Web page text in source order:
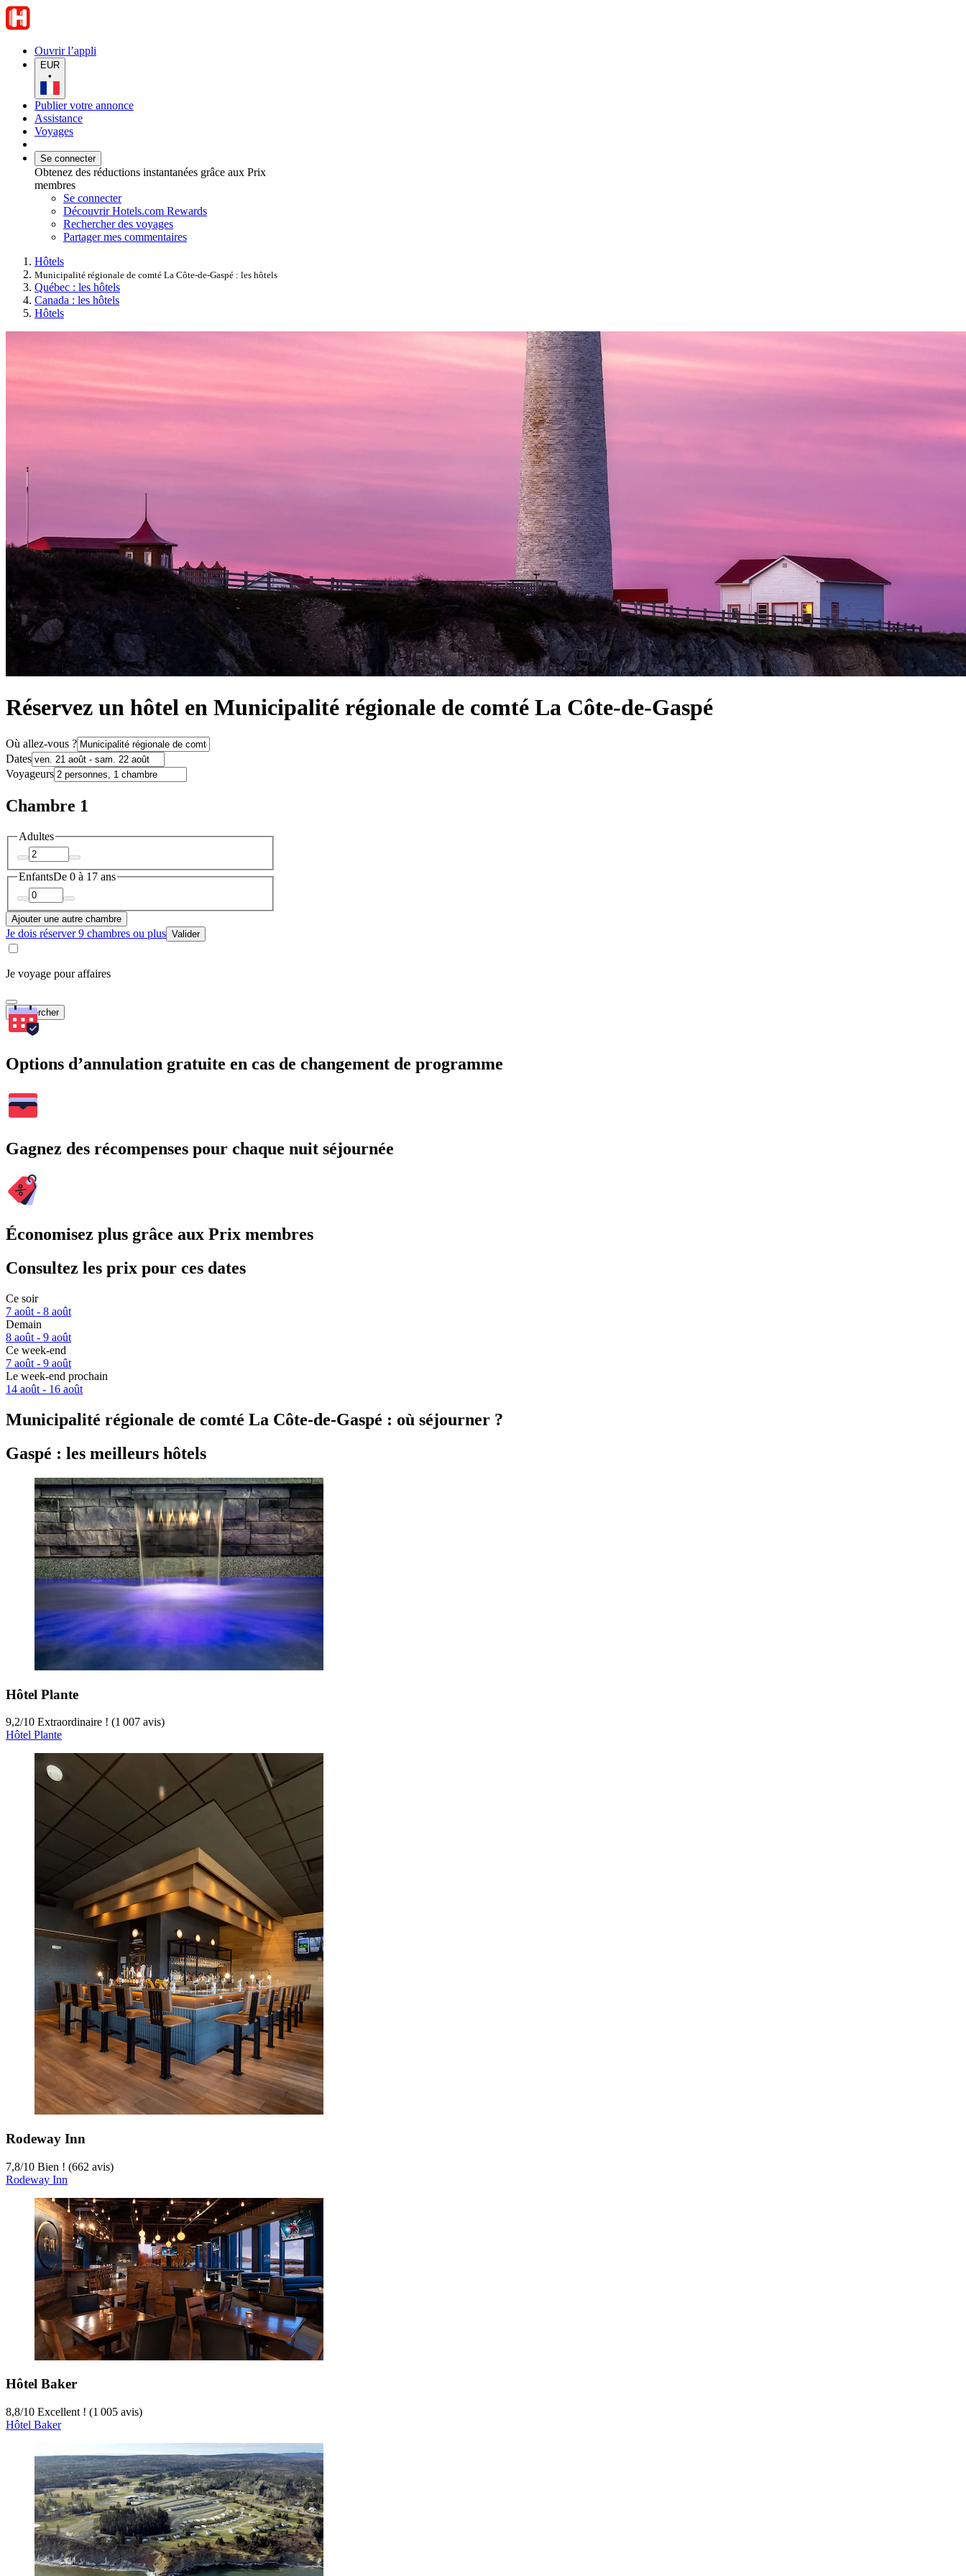
Ouvrir l’appli
EUR
•
Publier votre annonce
Assistance
Voyages
Se connecter
Obtenez des réductions instantanées grâce aux Prix
membres
Se connecter
Découvrir Hotels.com Rewards
Rechercher des voyages
Partager mes commentaires
Hôtels
Municipalité régionale de comté La Côte-de-Gaspé : les hôtels
Québec : les hôtels
Canada : les hôtels
Hôtels
Réservez un hôtel en Municipalité régionale de comté La Côte-de-Gaspé
Où allez-vous ?
Dates
Voyageurs
Chambre 1
Adultes
EnfantsDe 0 à 17 ans
Ajouter une autre chambre
Je dois réserver 9 chambres ou plus Valider
Je voyage pour affaires
Rechercher
Options d’annulation gratuite en cas de changement de programme
Gagnez des récompenses pour chaque nuit séjournée
Économisez plus grâce aux Prix membres
Consultez les prix pour ces dates
Ce soir
7 août - 8 août
Demain
8 août - 9 août
Ce week-end
7 août - 9 août
Le week-end prochain
14 août - 16 août
Municipalité régionale de comté La Côte-de-Gaspé : où séjourner ?
Gaspé : les meilleurs hôtels
Hôtel Plante
9,2/10 Extraordinaire ! (1 007 avis)
Hôtel Plante
Rodeway Inn
7,8/10 Bien ! (662 avis)
Rodeway Inn
Hôtel Baker
8,8/10 Excellent ! (1 005 avis)
Hôtel Baker